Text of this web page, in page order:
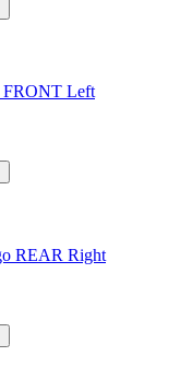
FRONT Left
REAR Right